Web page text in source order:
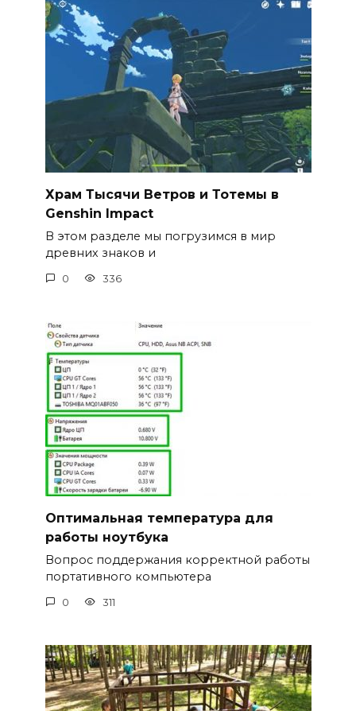
Храм Тысячи Ветров и Тотемы в
Genshin Impact
В этом разделе мы погрузимся в мир
древних знаков и
0 336
Оптимальная температура для
работы ноутбука
Вопрос поддержания корректной работы
портативного компьютера
0 311